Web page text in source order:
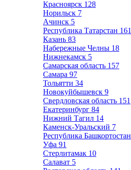
Красноярск 128
Норильск 7
Ачинск 5
Республика Татарстан 161
Казань 83
Набережные Челны 18
Нижнекамск 5
Самарская область 157
Самара 97
Тольятти 34
Новокуйбышевск 9
Свердловская область 151
Екатеринбург 84
Нижний Тагил 14
Каменск-Уральский 7
Республика Башкортостан
Уфа 91
Стерлитамак 10
Салават 5